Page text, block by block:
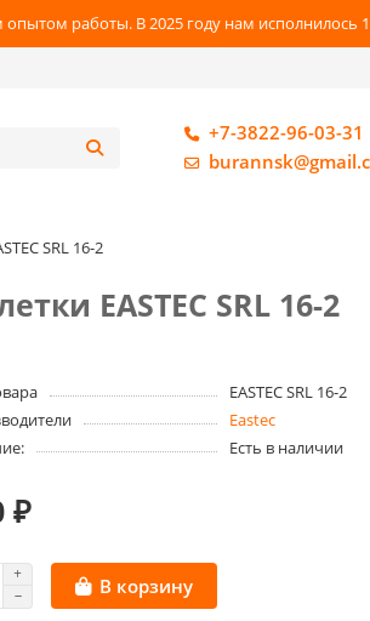
работы. В 2025 году нам исполнилось
+7-3822-96-03-31
SRL 16-2
EASTEC SRL 16-2
EASTEC SRL 16-2
Eastec
Есть в наличии
₽
В корзину